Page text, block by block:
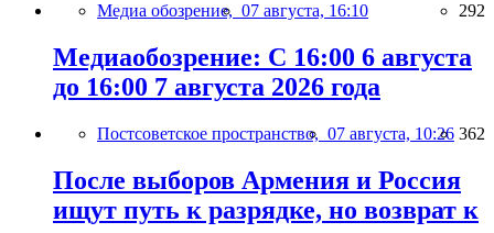
Медиа обозрение, 07 августа, 16:10 292
Медиаобозрение: С 16:00 6 августа
до 16:00 7 августа 2026 года
Постсоветское пространство, 07 августа, 10:26 362
После выборов Армения и Россия
ищут путь к разрядке, но возврат к